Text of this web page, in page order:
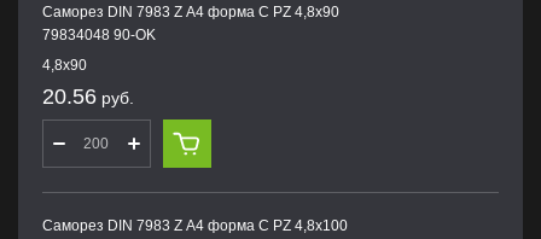
Саморез DIN 7983 Z А4 форма С PZ 4,8х90
79834048 90-OK
4,8х90
20.56 руб.
Саморез DIN 7983 Z А4 форма С PZ 4,8х100